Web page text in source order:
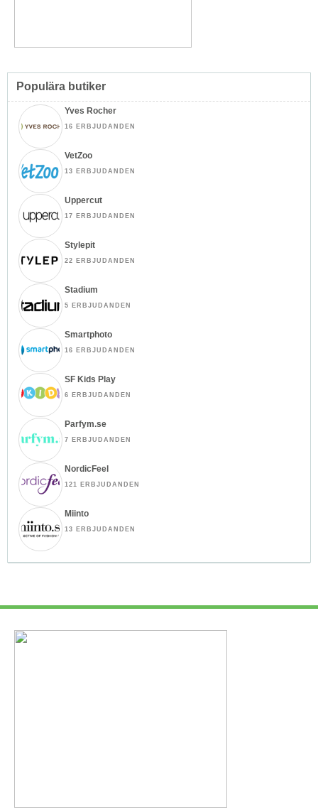
Populära butiker
Yves Rocher
16 ERBJUDANDEN
VetZoo
13 ERBJUDANDEN
Uppercut
17 ERBJUDANDEN
Stylepit
22 ERBJUDANDEN
Stadium
5 ERBJUDANDEN
Smartphoto
16 ERBJUDANDEN
SF Kids Play
6 ERBJUDANDEN
Parfym.se
7 ERBJUDANDEN
NordicFeel
121 ERBJUDANDEN
Miinto
13 ERBJUDANDEN